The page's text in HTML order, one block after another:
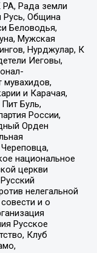
РА, Рада земли
Русь, Община
Беловодья,
Мужская
Нурджулар, К
Иеговы,
и Карачая,
Буль,
России,
Орден
национальное
церкви
нелегальной
и о
Русское
Клуб